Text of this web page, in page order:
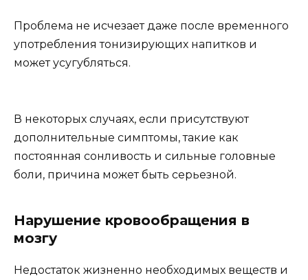
Проблема не исчезает даже после временного
употребления тонизирующих напитков и
может усугубляться.
В некоторых случаях, если присутствуют
дополнительные симптомы, такие как
постоянная сонливость и сильные головные
боли, причина может быть серьезной.
Нарушение кровообращения в
мозгу
Недостаток жизненно необходимых веществ и